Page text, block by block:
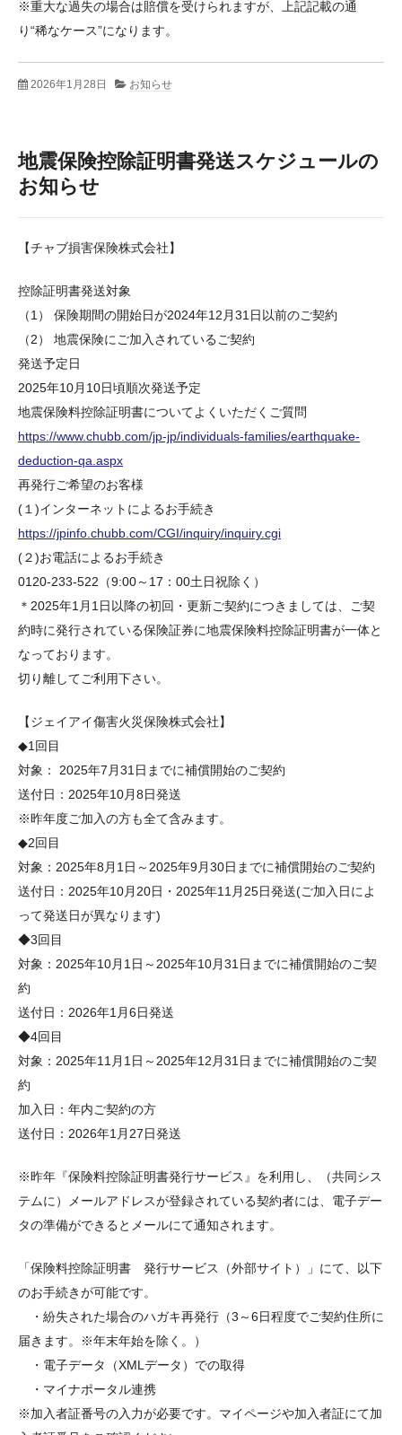
※重大な過失の場合は賠償を受けられますが、上記記載の通
り“稀なケース”になります。
2026年1月28日 お知らせ
地震保険控除証明書発送スケジュールの
お知らせ
【チャブ損害保険株式会社】
控除証明書発送対象
（1） 保険期間の開始日が2024年12月31日以前のご契約
（2） 地震保険にご加入されているご契約
発送予定日
2025年10月10日頃順次発送予定
地震保険料控除証明書についてよくいただくご質問
https://www.chubb.com/jp-jp/individuals-families/earthquake-
deduction-qa.aspx
再発行ご希望のお客様
(１)インターネットによるお手続き
https://jpinfo.chubb.com/CGI/inquiry/inquiry.cgi
(２)お電話によるお手続き
0120-233-522（9:00～17：00土日祝除く）
＊2025年1月1日以降の初回・更新ご契約につきましては、ご契
約時に発行されている保険証券に地震保険料控除証明書が一体と
なっております。
切り離してご利用下さい。
【ジェイアイ傷害火災保険株式会社】
◆1回目
対象： 2025年7月31日までに補償開始のご契約
送付日：2025年10月8日発送
※昨年度ご加入の方も全て含みます。
◆2回目
対象：2025年8月1日～2025年9月30日までに補償開始のご契約
送付日：2025年10月20日・2025年11月25日発送(ご加入日によ
って発送日が異なります)
◆3回目
対象：2025年10月1日～2025年10月31日までに補償開始のご契
約
送付日：2026年1月6日発送
◆4回目
対象：2025年11月1日～2025年12月31日までに補償開始のご契
約
加入日：年内ご契約の方
送付日：2026年1月27日発送
※昨年『保険料控除証明書発行サービス』を利用し、（共同シス
テムに）メールアドレスが登録されている契約者には、電子デー
タの準備ができるとメールにて通知されます。
「保険料控除証明書 発行サービス（外部サイト）」にて、以下
のお手続きが可能です。
・紛失された場合のハガキ再発行（3～6日程度でご契約住所に
届きます。※年末年始を除く。）
・電子データ（XMLデータ）での取得
・マイナポータル連携
※加入者証番号の入力が必要です。マイページや加入者証にて加